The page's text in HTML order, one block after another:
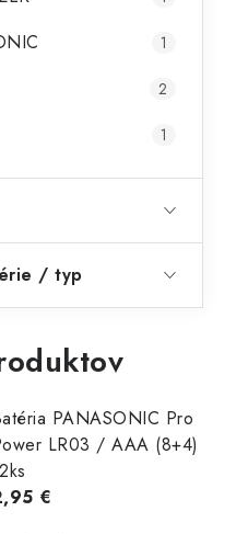
1
2
1
/ typ
PANASONIC Pro
LR03 / AAA (8+4)
€